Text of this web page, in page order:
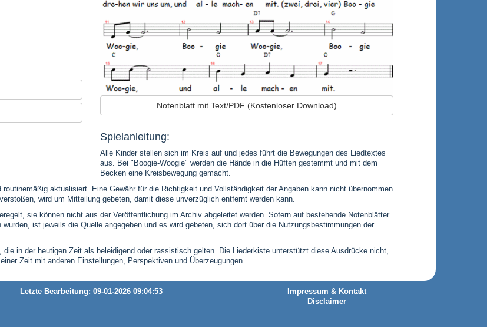
Notenblatt mit Text/PDF (Kostenloser Download)
Spielanleitung:
Alle Kinder stellen sich im Kreis auf und jedes führt die Bewegungen des Liedtextes
aus. Bei "Boogie-Woogie" werden die Hände in die Hüften gestemmt und mit dem
Becken eine Kreisbewegung gemacht.
aktualisiert. Eine Gewähr für die Richtigkeit und Vollständigkeit der Angaben kann nicht übernommen
wird um Mitteilung gebeten, damit diese unverzüglich entfernt werden kann.
sie können nicht aus der Veröffentlichung im Archiv abgeleitet werden. Sofern auf bestehende Notenblätter
ist jeweils die Quelle angegeben und es wird gebeten, sich dort über die Nutzungsbestimmungen der
die in der heutigen Zeit als beleidigend oder rassistisch gelten. Die Liederkiste unterstützt diese Ausdrücke nicht,
Zeit mit anderen Einstellungen, Perspektiven und Überzeugungen.
Letzte Bearbeitung: 09-01-2026 09:04:53
Impressum & Kontakt
Disclaimer